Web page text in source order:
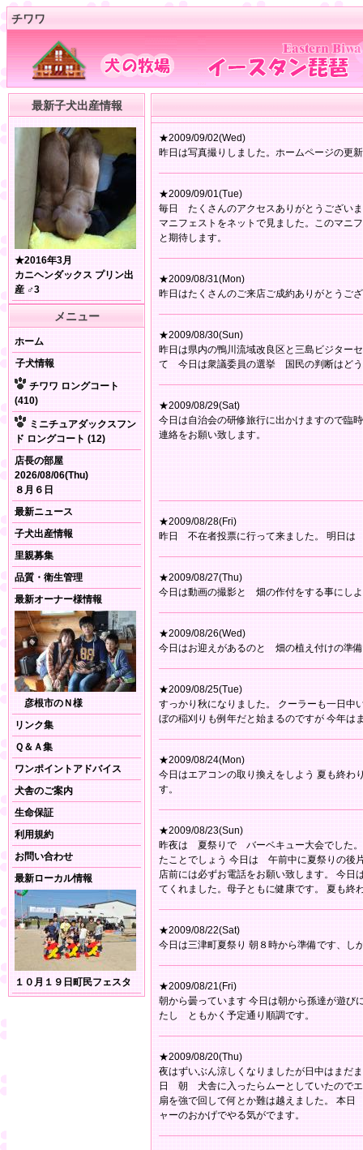
チワワ
最新子犬出産情報
★2016年3月
カニヘンダックス プリン出
産 ♂3
メニュー
ホーム
子犬情報
チワワ ロングコート
(410)
ミニチュアダックスフン
ド ロングコート (12)
店長の部屋
2026/08/06(Thu)
８月６日
最新ニュース
子犬出産情報
里親募集
品質・衛生管理
最新オーナー様情報
彦根市のＮ様
リンク集
Ｑ＆Ａ集
ワンポイントアドバイス
犬舎のご案内
生命保証
利用規約
お問い合わせ
最新ローカル情報
１０月１９日町民フェスタ
★2009/09/02(Wed)
昨日は写真撮りしました。ホームページの更
★2009/09/01(Tue)
毎日 たくさんのアクセスありがとうござい
マニフェストをネットで見ました。このマニ
と期待します。
★2009/08/31(Mon)
昨日はたくさんのご来店ご成約ありがとうご
★2009/08/30(Sun)
昨日は県内の鴨川流域改良区と三島ビジター
て 今日は衆議委員の選挙 国民の判断はど
★2009/08/29(Sat)
今日は自治会の研修旅行に出かけますので臨
連絡をお願い致します。
★2009/08/28(Fri)
昨日 不在者投票に行って来ました。 明日は
★2009/08/27(Thu)
今日は動画の撮影と 畑の作付をする事にし
★2009/08/26(Wed)
今日はお迎えがあるのと 畑の植え付けの準
★2009/08/25(Tue)
すっかり秋になりました。 クーラーも一日
ぼの稲刈りも例年だと始まるのですが 今年は
★2009/08/24(Mon)
今日はエアコンの取り換えをしよう 夏も終
す。
★2009/08/23(Sun)
昨夜は 夏祭りで バーベキュー大会でした
たことでしょう 今日は 午前中に夏祭りの後
店前には必ずお電話をお願い致します。 今日
てくれました。母子ともに健康です。 夏も
★2009/08/22(Sat)
今日は三津町夏祭り 朝８時から準備です、し
★2009/08/21(Fri)
朝から曇っています 今日は朝から孫達が遊
たし ともかく予定通り順調です。
★2009/08/20(Thu)
夜はずいぶん涼しくなりましたが日中はまだ
日 朝 犬舎に入ったらムーとしていたので
扇を強で回して何とか難は越えました。 本
ャーのおかげでやる気がでます。